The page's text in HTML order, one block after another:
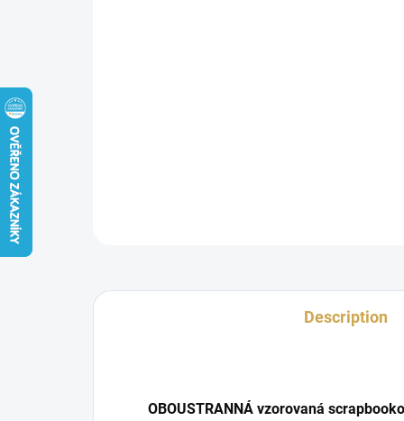
Description
OBOUSTRANNÁ vzorovaná